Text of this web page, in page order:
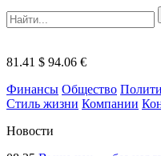
81.41 $ 94.06 €
Финансы Общество
Стиль жизни Компании
Новости